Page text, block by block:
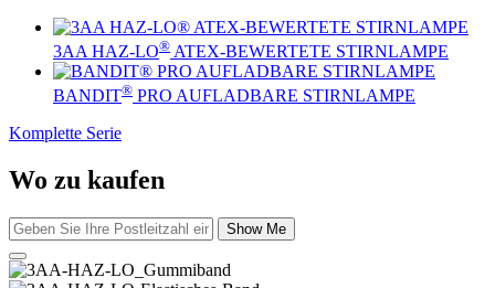
3AA HAZ-LO® ATEX-BEWERTETE STIRNLAMPE
BANDIT® PRO AUFLADBARE STIRNLAMPE
Komplette Serie
Wo zu kaufen
Show Me